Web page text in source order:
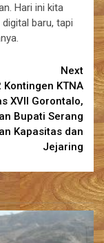
Hari ini kita
baru, tapi
Next
Kontingen KTNA
XVII Gorontalo,
Bupati Serang
Kapasitas dan
Jejaring